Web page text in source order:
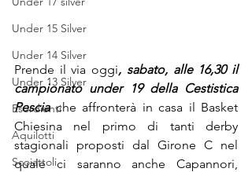
Under 15 Silver
Under 14 Silver
Under 13 Silver
Esordienti
Aquilotti
Scoiattoli
Prende il via oggi, sabato, alle 16,30 il
campionato under 19 della Cestistica
Pescia che affronterà in casa il Basket
Chiesina nel primo di tanti derby
stagionali proposti dal Girone C nel
quale ci saranno anche Capannori,